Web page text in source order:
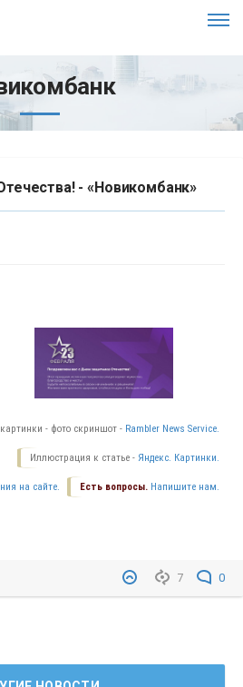
- «Новикомбанк»
- фото скриншот - Rambler News Service.
Иллюстрация к статье - Яндекс. Картинки.
Есть вопросы. Напишите нам.
на сайте.
7 0